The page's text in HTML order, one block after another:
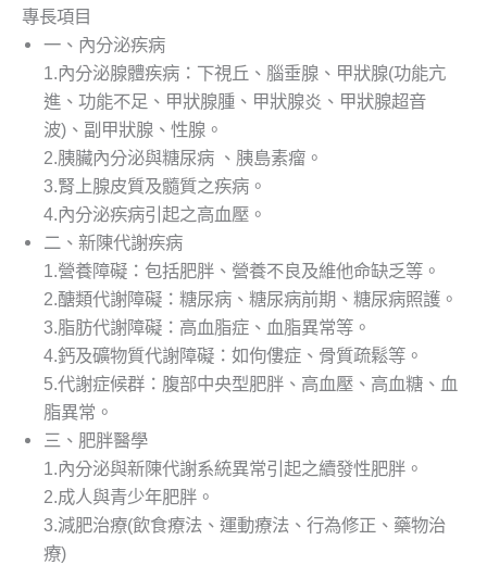
專長項目
一、內分泌疾病
1.內分泌腺體疾病：下視丘、腦垂腺、甲狀腺(功能亢
進、功能不足、甲狀腺腫、甲狀腺炎、甲狀腺超音
波)、副甲狀腺、性腺。
2.胰臟內分泌與糖尿病 、胰島素瘤。
3.腎上腺皮質及髓質之疾病。
4.內分泌疾病引起之高血壓。
二、新陳代謝疾病
1.營養障礙：包括肥胖、營養不良及維他命缺乏等。
2.醣類代謝障礙：糖尿病、糖尿病前期、糖尿病照護。
3.脂肪代謝障礙：高血脂症、血脂異常等。
4.鈣及礦物質代謝障礙：如佝僂症、骨質疏鬆等。
5.代謝症候群：腹部中央型肥胖、高血壓、高血糖、血
脂異常。
三、肥胖醫學
1.內分泌與新陳代謝系統異常引起之續發性肥胖。
2.成人與青少年肥胖。
3.減肥治療(飲食療法、運動療法、行為修正、藥物治
療)